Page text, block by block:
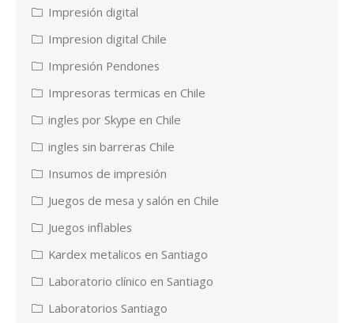
Impresión digital
Impresion digital Chile
Impresión Pendones
Impresoras termicas en Chile
ingles por Skype en Chile
ingles sin barreras Chile
Insumos de impresión
Juegos de mesa y salón en Chile
Juegos inflables
Kardex metalicos en Santiago
Laboratorio clínico en Santiago
Laboratorios Santiago